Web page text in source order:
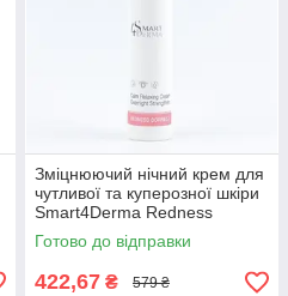
Зміцнюючий нічний крем для
чутливої та куперозної шкіри
Smart4Derma Redness
Correct CALM RELAXING
CREAM OVERNIGHT
STRENGTHEN
Готово до відправки
422,67 ₴ 579 ₴